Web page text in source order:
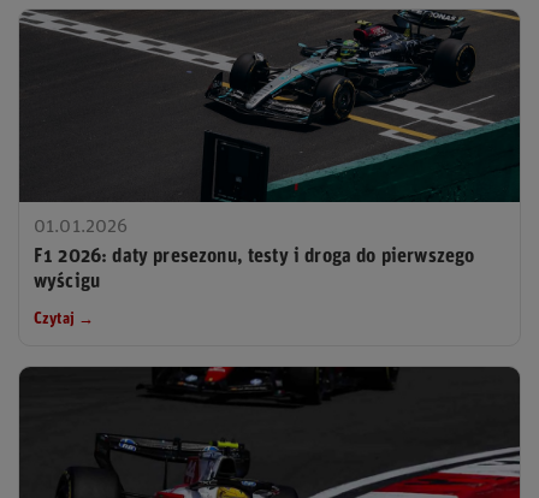
01.01.2026
F1 2026: daty presezonu, testy i droga do pierwszego
wyścigu
Czytaj →